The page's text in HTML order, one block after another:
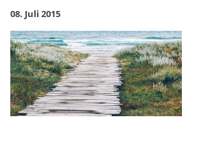
08. Juli 2015